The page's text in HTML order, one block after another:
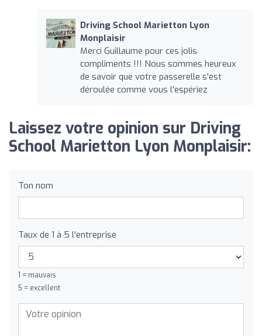
Driving School Marietton Lyon
Monplaisir
Merci Guillaume pour ces jolis
compliments !!! Nous sommes heureux
de savoir que votre passerelle s'est
déroulée comme vous l'espériez
Laissez votre opinion sur Driving
School Marietton Lyon Monplaisir:
Ton nom
Taux de 1 à 5 l'entreprise
1 = mauvais
5 = excellent